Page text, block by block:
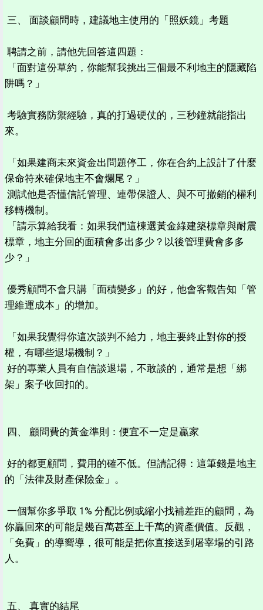
三、 面談顧問時，建議地主使用的「照妖鏡」考題
聘請之前，請他先回答這四題：
「面對這份草約，你能幫我挑出三個最不利地主的隱藏陷
阱嗎？」
考驗實務防禦經驗，真的打過硬仗的，三秒鐘就能指出
來。
「如果建商未來資金出問題停工，你在合約上設計了什麼
保命符來確保地主不會爛尾？」
測試他是否懂信託管理、連帶保證人、與不可撤銷的權利
移轉機制。
「請示算給我看：如果我們這棟選黃金綠建築標章與耐震
標章，地主分回的面積會多出多少？以後管理費會多多
少？」
優秀顧問不會只講「面積變多」的好，他會客觀告知「管
理維運成本」的增加。
「如果我覺得你這次談判不給力，地主要終止對你的授
權，有哪些退場機制？」
好的專業人員有自信談退場，不敢談的，通常是想「綁
架」案子收回扣的。
四、 顧問費的黃金準則：便宜不一定是贏家
好的都更顧問，費用的確不低。但請記得：這筆錢是地主
的「法律及財產保險金」。
一個幫你多爭取 1% 分配比例或縮小找補差距的顧問，為
你贏回來的可能是幾百萬甚至上千萬的資產價值。反觀，
「免費」的導嚮導，很可能是把你直接送到屠宰場的引路
人。
五、 真實的結尾